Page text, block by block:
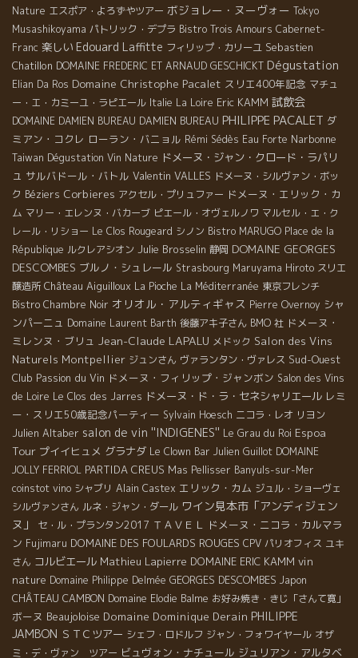
Nature エスポア・よろずやツアー ボジョレー・ヌーヴォー Tokyo
Musashikoyama パトリック・デプラ Bistro Trois Amours Cabernet-
Franc 楽しい Edouard Laffitte フィリップ・カリーユ Sebastien
Chatillon DOMAINE FREDERIC ET ARNAUD GESCHICKT Dégustation
Elian Da Ros Domaine Christophe Pacalet スリエ400年記念 マチュ
ー・エ・カミーユ・ラピエール Italie La Loire Eric KAMM 試飲会
DOMAINE DAMIEN BUREAU DAMIEN BUREAU PHILIPPE PACALET ダ
ミアン・コクレ ローラン・バニョル Rémi Sédès Eau Forte Narbonne
Taiwan Dégustation Vin Nature ドメーヌ・ジャン・クロード・ラパリ
ュ サルバドール・バトル Valentin VALLES ドメーヌ・シルヴァン・ボッ
ク Béziers Corbieres アクセル・プリュファー ドメーヌ・エリック・カ
ム マリー・エレンヌ・バカーブ ピエール・オヴェルノワ マルセル・エ・ク
レール・リショー Le Clos Rougeard シノン Bistro MARUGO Place de la
République ルクレアシオン Julie Brosselin 静岡 DOMAINE GEORGES
DESCOMBES ブルノ・シュレール Strasbourg Maruyama Hiroto スリエ
醸造所 Château Aiguilloux La Pioche La Méditerranée 東京フレンチ
Bistro Chambre Noir オリオル・アルティギャス Pierre Overnoy シャ
ンパーニュ Domaine Laurent Barth 後藤アキ子さん BMO 社 ドメーヌ・
ミレンヌ・ブリュ Jean-Claude LAPALU メドック Salon des Vins
Naturels Montpellier ジュンさん ヴァランタン・ヴァレス Sud-Ouest
Club Passion du Vin ドメーヌ・フィリップ・ジャンボン Salon des Vins
de Loire Le Clos des Jarres ドメーヌ・ド・ラ・セネシャリエール レミ
ー・スリエ50歳記念パーティー Sylvain Hoesch ニコラ・レオ リヨン
Julien Altaber salon de vin ''INDIGENES'' Le Grau du Roi Espoa
Tour プイイヒュメ グラナダ Le Clown Bar Julien Guillot DOMAINE
JOLLY FERRIOL PARTIDA CREUS Mas Pellisser Banyuls-sur-Mer
coinstot vino シャブリ Alain Castex エリック・カム ジュル・ショーヴェ
シルヴァンさん ルネ・ジャン・ダール ワイン見本市「アンディジェン
ヌ」
セ・ル・プランタン2017 ＴＡＶＥＬ ドメーヌ・ニコラ・カルマラ
ン Fujimaru DOMAINE DES FOULARDS ROUGES CPV パリオフィス ユキ
さん コルビエール Mathieu Lapierre DOMAINE ERIC KAMM vin
nature Domaine Philippe Delmée GEORGES DESCOMBES Japon
CHÂTEAU CAMBON Domaine Elodie Balme お好み焼き・きじ「さんて寛」
ボーヌ Beaujoloise Domaine Dominique Derain PHILIPPE
JAMBON ＳＴＣツアー シェフ・ロドルフ ジャン・フォワイヤール オザ
ミ・デ・ヴァン ツアー ビュヴォン・ナチュール ジュリアン・アルタベ